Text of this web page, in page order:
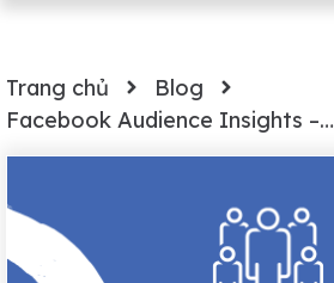
Trang chủ
Blog
Facebook Audience Insights – Công cụ nghiên cứu khách hàng của Facebook